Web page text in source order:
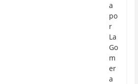
a
po
r
La
Go
m
er
a